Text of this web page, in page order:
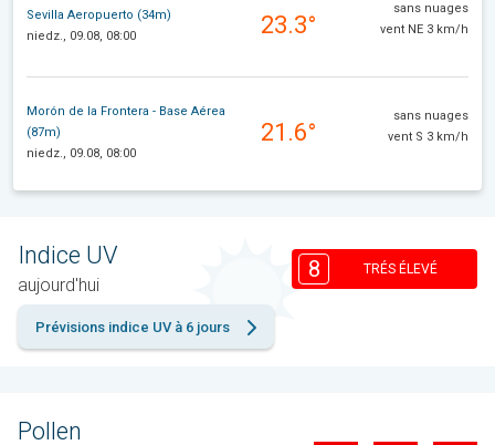
Sevilla Aeropuerto (34m)
niedz., 09.08, 08:00
23.3°
sans nuages
vent NE 3 km/h
Morón de la Frontera - Base Aérea
(87m)
niedz., 09.08, 08:00
21.6°
sans nuages
vent S 3 km/h
Indice UV
aujourd'hui
8 TRÉS ÉLEVÉ
Prévisions indice UV à 6 jours
Pollen